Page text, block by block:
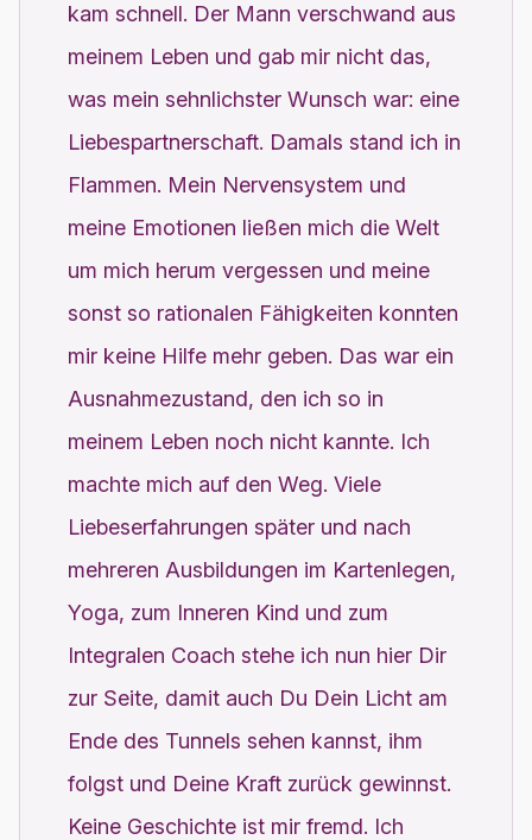
kam schnell. Der Mann verschwand aus
meinem Leben und gab mir nicht das,
was mein sehnlichster Wunsch war: eine
Liebespartnerschaft. Damals stand ich in
Flammen. Mein Nervensystem und
meine Emotionen ließen mich die Welt
um mich herum vergessen und meine
sonst so rationalen Fähigkeiten konnten
mir keine Hilfe mehr geben. Das war ein
Ausnahmezustand, den ich so in
meinem Leben noch nicht kannte. Ich
machte mich auf den Weg. Viele
Liebeserfahrungen später und nach
mehreren Ausbildungen im Kartenlegen,
Yoga, zum Inneren Kind und zum
Integralen Coach stehe ich nun hier Dir
zur Seite, damit auch Du Dein Licht am
Ende des Tunnels sehen kannst, ihm
folgst und Deine Kraft zurück gewinnst.
Keine Geschichte ist mir fremd. Ich